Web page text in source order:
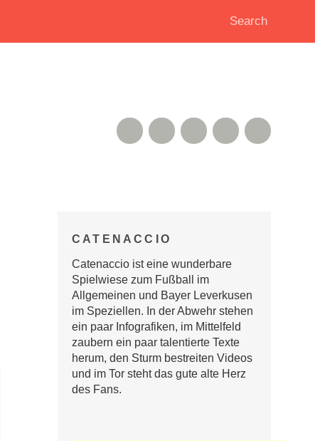
Google+
Instagram
Xing
RSS Feed
CATENACCIO
Catenaccio ist eine wunderbare
Spielwiese zum Fußball im
Allgemeinen und Bayer Leverkusen
im Speziellen. In der Abwehr stehen
ein paar Infografiken, im Mittelfeld
zaubern ein paar talentierte Texte
herum, den Sturm bestreiten Videos
und im Tor steht das gute alte Herz
des Fans.